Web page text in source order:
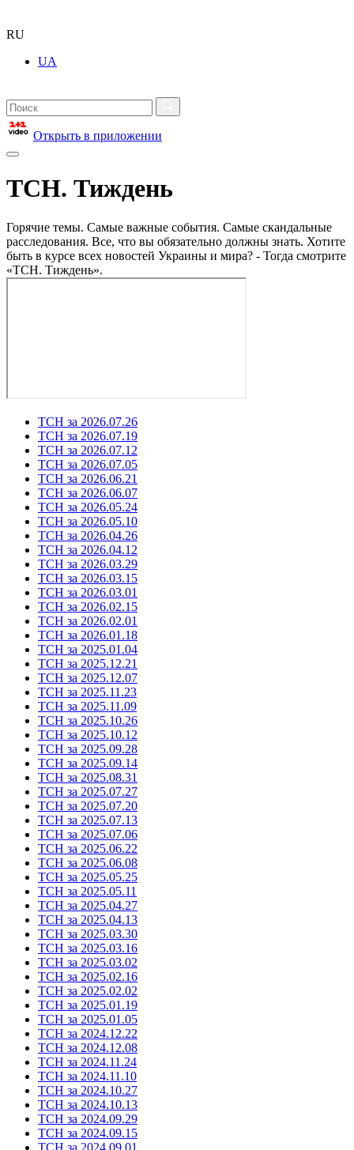
RU
UA
Открыть в приложении
ТСН. Тиждень
Горячие темы. Самые важные события. Самые скандальные
расследования. Все, что вы обязательно должны знать. Хотите
быть в курсе всех новостей Украины и мира? - Тогда смотрите
«ТСН. Тиждень».
ТСН за 2026.07.26
ТСН за 2026.07.19
ТСН за 2026.07.12
ТСН за 2026.07.05
ТСН за 2026.06.21
ТСН за 2026.06.07
ТСН за 2026.05.24
ТСН за 2026.05.10
ТСН за 2026.04.26
ТСН за 2026.04.12
ТСН за 2026.03.29
ТСН за 2026.03.15
ТСН за 2026.03.01
ТСН за 2026.02.15
ТСН за 2026.02.01
ТСН за 2026.01.18
ТСН за 2025.01.04
ТСН за 2025.12.21
ТСН за 2025.12.07
ТСН за 2025.11.23
ТСН за 2025.11.09
ТСН за 2025.10.26
ТСН за 2025.10.12
ТСН за 2025.09.28
ТСН за 2025.09.14
ТСН за 2025.08.31
ТСН за 2025.07.27
ТСН за 2025.07.20
ТСН за 2025.07.13
ТСН за 2025.07.06
ТСН за 2025.06.22
ТСН за 2025.06.08
ТСН за 2025.05.25
ТСН за 2025.05.11
ТСН за 2025.04.27
ТСН за 2025.04.13
ТСН за 2025.03.30
ТСН за 2025.03.16
ТСН за 2025.03.02
ТСН за 2025.02.16
ТСН за 2025.02.02
ТСН за 2025.01.19
ТСН за 2025.01.05
ТСН за 2024.12.22
ТСН за 2024.12.08
ТСН за 2024.11.24
ТСН за 2024.11.10
ТСН за 2024.10.27
ТСН за 2024.10.13
ТСН за 2024.09.29
ТСН за 2024.09.15
ТСН за 2024.09.01